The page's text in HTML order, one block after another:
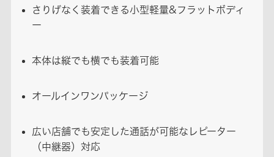
さりげなく装着できる小型軽量&フラットボディ
ー
本体は縦でも横でも装着可能
オールインワンパッケージ
広い店舗でも安定した通話が可能なレピーター
（中継器）対応